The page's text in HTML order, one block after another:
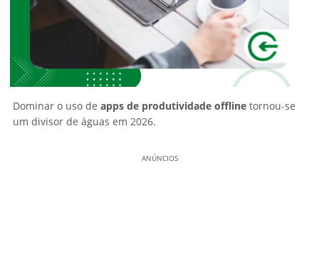
Dominar o uso de apps de produtividade offline tornou-se
um divisor de águas em 2026.
ANÚNCIOS